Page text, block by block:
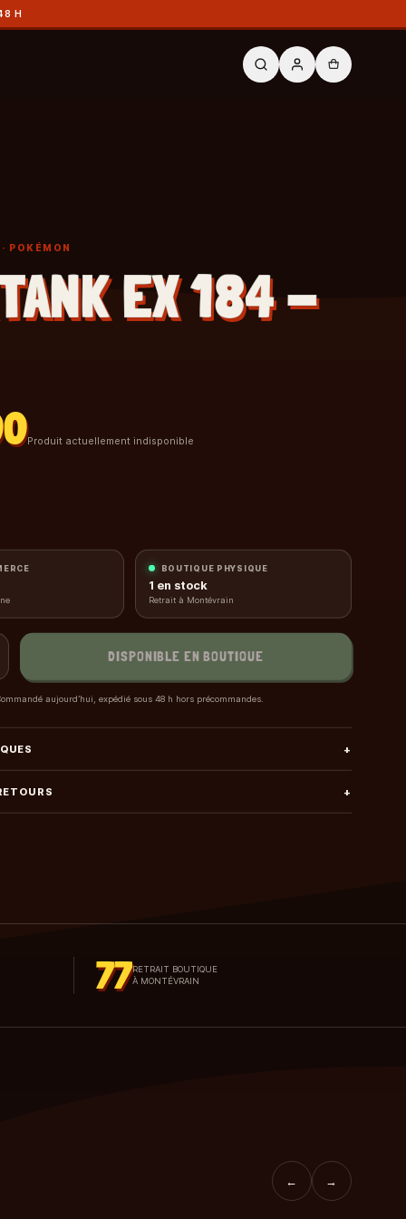
H
· POKÉMON
EX 184 -
Produit actuellement indisponible
BOUTIQUE PHYSIQUE
1 en stock
Retrait à Montévrain
DISPONIBLE EN BOUTIQUE
aujourd’hui, expédié sous 48 h hors précommandes.
+
+
77RETRAIT BOUTIQUE
À MONTÉVRAIN
← →